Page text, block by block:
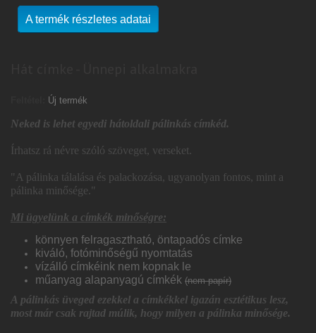
A termék részletes adatai
Új termék
Neked is lehet egyedi hátoldali pálinkás címkéd.
Írhatsz rá névre szóló szöveget, verseket.
"A pálinka tálalása és palackozása, ugyanolyan fontos, mint a
pálinka minősége."
Mi ügyelünk a címkék minőségre:
könnyen felragasztható, öntapadós címke
kiváló, fotóminőségű nyomtatás
vízálló címkéink nem kopnak le
műanyag alapanyagú címkék (nem papír)
A pálinkás üveged ezekkel a címkékkel igazán esztétikus lesz,
most már csak rajtad múlik, hogy milyen a pálinka minősége.